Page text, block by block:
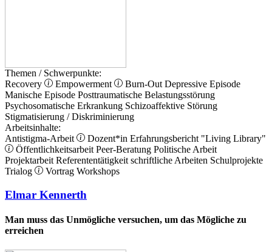
Themen / Schwerpunkte:
Recovery
Empowerment Burn-Out Depressive Episode
Manische Episode Posttraumatische Belastungsstörung
Psychosomatische Erkrankung Schizoaffektive Störung
Stigmatisierung / Diskriminierung
Arbeitsinhalte:
Antistigma-Arbeit
Dozent*in Erfahrungsbericht "Living Library"
Öffentlichkeitsarbeit Peer-Beratung Politische Arbeit
Projektarbeit Referententätigkeit schriftliche Arbeiten Schulprojekte
Trialog
Vortrag Workshops
Elmar Kennerth
Man muss das Unmögliche versuchen, um das Mögliche zu
erreichen